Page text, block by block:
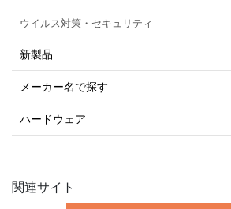
ウイルス対策・セキュリティ
新製品
メーカー名で探す
ハードウェア
関連サイト